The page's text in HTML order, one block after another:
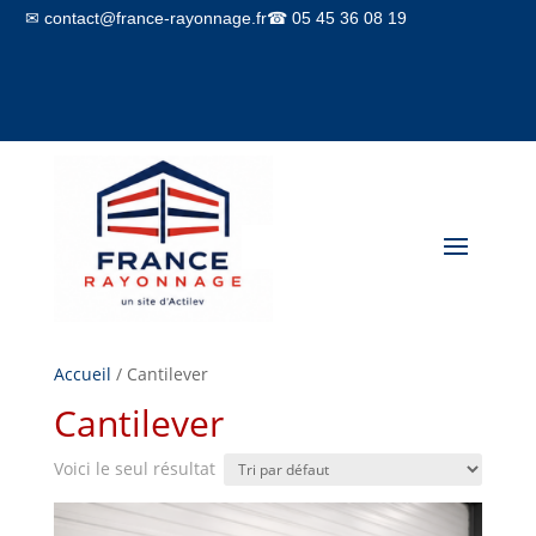
✉ contact@france-rayonnage.fr☎ 05 45 36 08 19
Accueil / Cantilever
Cantilever
Voici le seul résultat